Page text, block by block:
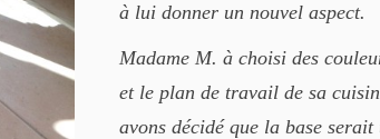
à lui donner un nouvel aspect.
Madame M. à choisi des
et le plan de travail de sa
avons décidé que la base